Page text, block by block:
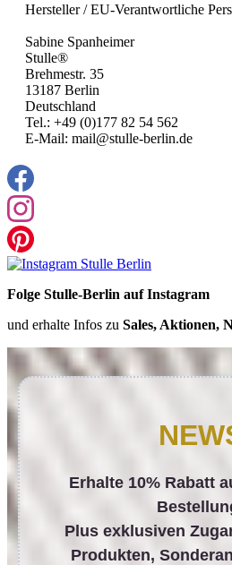
Hersteller / EU-Verantwortliche
Sabine Spanheimer
Stulle®
Brehmestr. 35
13187 Berlin
Deutschland
Tel.: +49 (0)177 82 54 562
E-Mail: mail@stulle-berlin.de
Folge Stulle-Berlin auf Instagram
und erhalte Infos zu Sales, Aktionen,
Erhalte 10% Rabatt
Plus exklusiven
Produkten,